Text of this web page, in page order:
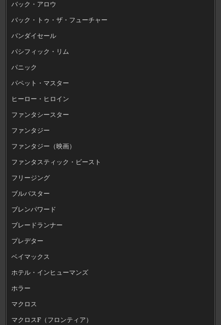
バック・アロウ
バック・トゥ・ザ・フューチャー
バンダイセール
パシフィック・リム
パニック
パペット・マスター
ヒーロー・ヒロイン
ファンタシースター
ファンタジー
ファンタジー（映画）
ファンタスティック・ビースト
フリージング
ブルバスター
ブレンパワード
ブレードランナー
プレデター
ベイマックス
ホテル・インヒューマンズ
ホラー
マクロス
マクロスF（フロンティア）